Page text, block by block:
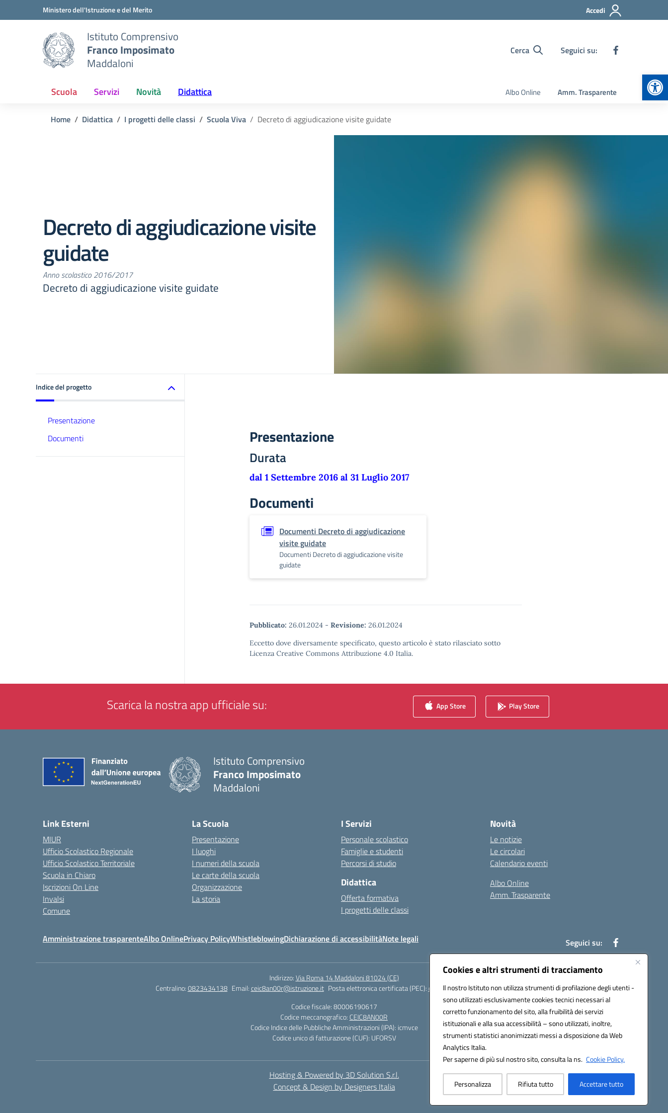
Cookies e altri strumenti di tracciamento
Il nostro Istituto non utilizza strumenti di profilazione degli utenti -
sono utilizzati esclusivamente cookies tecnici necessari al
corretto funzionamento del sito, alla fruibilità dei servizi
istituzionali e alla sua accessibilità – sono utilizzati, inoltre,
strumenti statistici anonimizzati messi a disposizione da Web
Analytics Italia.
Per saperne di più sul nostro sito, consulta la ns. Cookie Policy.
Personalizza Rifiuta tutto Accettare tutto
Vai ai contenuti
Vai al menu di navigazioneMinistero dell'Istruzione e del Merito Accedi
Istituto Comprensivo
Franco Imposimato
Maddaloni
Cerca Seguici su:
Scuola Servizi Novità Didattica Albo Online Amm. Trasparente
Home Didattica I progetti delle classi Scuola Viva Decreto di aggiudicazione visite guidate
Decreto di aggiudicazione visite
guidate
Anno scolastico 2016/2017
Decreto di aggiudicazione visite guidate
Indice del progetto
Presentazione
Documenti
Presentazione
Durata
dal 1 Settembre 2016 al 31 Luglio 2017
Documenti
Documenti Decreto di aggiudicazione
visite guidate
Documenti Decreto di aggiudicazione visite
guidate
Pubblicato: 26.01.2024 - Revisione: 26.01.2024
Eccetto dove diversamente specificato, questo articolo è stato rilasciato sotto
Licenza Creative Commons Attribuzione 4.0 Italia.
Scarica la nostra app ufficiale su: App Store Play Store
Istituto Comprensivo
Franco Imposimato
Maddaloni
Link Esterni
MIUR
Ufficio Scolastico Regionale
Ufficio Scolastico Territoriale
Scuola in Chiaro
Iscrizioni On Line
Invalsi
Comune
La Scuola
Presentazione
I luoghi
I numeri della scuola
Le carte della scuola
Organizzazione
La storia
I Servizi
Personale scolastico
Famiglie e studenti
Percorsi di studio
Didattica
Offerta formativa
I progetti delle classi
Novità
Le notizie
Le circolari
Calendario eventi
Albo Online
Amm. Trasparente
Amministrazione trasparenteAlbo OnlinePrivacy PolicyWhistleblowingDichiarazione di accessibilitàNote legali Seguici su:
Indirizzo:Via Roma 14 Maddaloni 81024 (CE)
Centralino:0823434138 Email:ceic8an00r@istruzione.it Posta elettronica certificata (PEC):ceic8an00r@pec.istruzione.it
Codice fiscale: 80006190617
Codice meccanografico: CEIC8AN00R
Codice Indice delle Pubbliche Amministrazioni (IPA): icmvce
Codice unico di fatturazione (CUF): UFORSV
Hosting & Powered by 3D Solution S.r.l.
Concept & Design by Designers Italia